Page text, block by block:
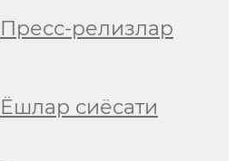
Пресс-релизлар
Ёшлар сиёсати